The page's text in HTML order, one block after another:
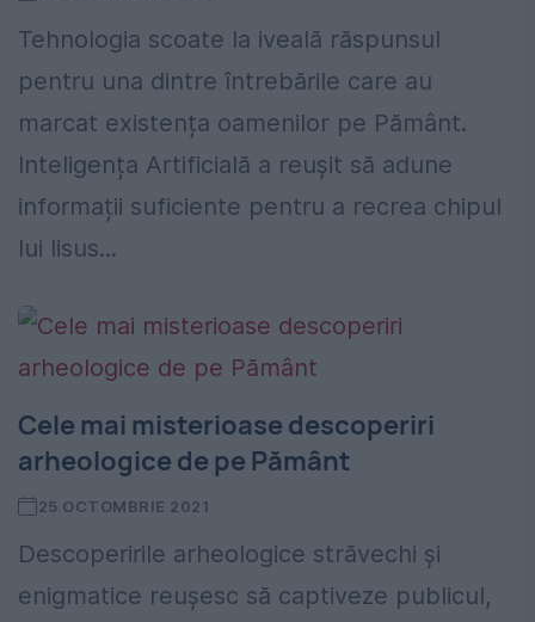
Tehnologia scoate la iveală răspunsul
pentru una dintre întrebările care au
marcat existența oamenilor pe Pământ.
Inteligența Artificială a reușit să adune
informații suficiente pentru a recrea chipul
lui Iisus...
Cele mai misterioase descoperiri
arheologice de pe Pământ
25 OCTOMBRIE 2021
Descoperirile arheologice străvechi și
enigmatice reușesc să captiveze publicul,